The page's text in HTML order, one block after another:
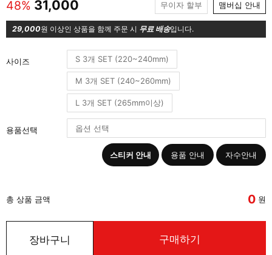
48% 31,000 무이자 할부 맴버십 안내
29,000원 이상인 상품을 함께 주문 시 무료 배송입니다.
사이즈 S 3개 SET (220~240mm)
M 3개 SET (240~260mm)
L 3개 SET (265mm이상)
용품선택
스티커 안내 용품 안내 자수안내
총 상품 금액 0 원
장바구니 구매하기